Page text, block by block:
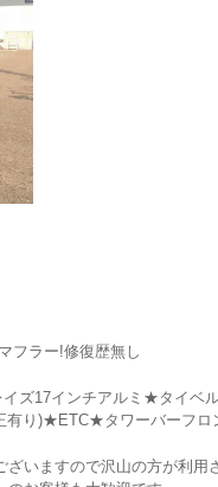
フラー!修復歴無し
ズ17インチアルミ★タイベ
り)★ETC★タワーバーフロ
いますので沢山の方が利用